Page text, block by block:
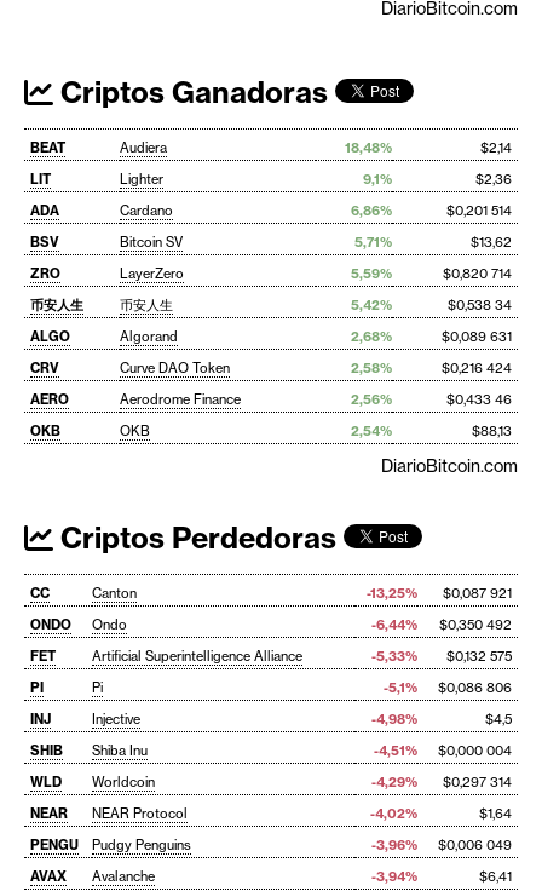
DiarioBitcoin.com
Criptos Ganadoras
BEAT Audiera 18,48%
$2,14
LIT
Lighter 9,1%
$2,36
ADA
Cardano 6,86%
$0,201 514
BSV
Bitcoin SV 5,71%
$13,62
ZRO
LayerZero 5,59%
$0,820 714
币安人生
币安人生 5,42%
$0,538 34
ALGO
Algorand 2,68%
$0,089 631
CRV
Curve DAO Token 2,58%
$0,216 424
AERO
Aerodrome Finance 2,56%
$0,433 46
OKB
OKB 2,54% $88,13
DiarioBitcoin.com
Criptos Perdedoras
CC Canton -13,25%
$0,087 921
ONDO
Ondo -6,44%
$0,350 492
FET
Artificial Superintelligence Alliance -5,33%
$0,132 575
PI
Pi -5,1%
$0,086 806
INJ
Injective -4,98%
$4,5
SHIB
Shiba Inu -4,51%
$0,000 004
WLD
Worldcoin -4,29%
$0,297 314
NEAR
NEAR Protocol -4,02%
$1,64
PENGU
Pudgy Penguins -3,96%
$0,006 049
AVAX
Avalanche -3,94% $6,41